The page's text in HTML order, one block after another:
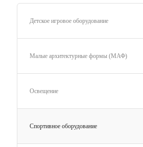
Детское игровое оборудование
Малые архитектурные формы (МАФ)
Освещение
Спортивное оборудование